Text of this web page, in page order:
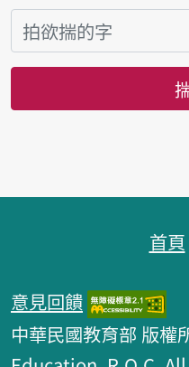
首頁
意見回饋
中華民國教育部 版